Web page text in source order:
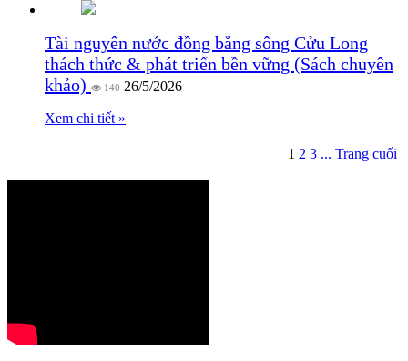
Tài nguyên nước đồng bằng sông Cửu Long
thách thức & phát triển bền vững (Sách chuyên
khảo)
140 26/5/2026
Xem chi tiết »
1 2 3 ... Trang cuối